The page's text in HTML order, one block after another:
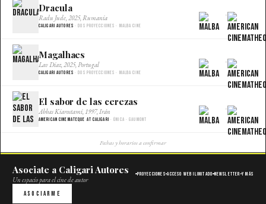
Dracula
Radu Jude, 2025, Rumania
Caligari Autores · Dos proyecciones · Malba Cine
×
Magalhaes
Lav Diaz, 2025, Portugal
Caligari Autores · Dos proyecciones · Malba Cine
×
El sabor de las cerezas
Abbas Kiarostami, 1997, Irán
American Cinemateque at Caligari · Única · Gaumont
×
Fechas y horarios a confirmar
Asociate a Caligari Autores
Un espacio para el cine de autor
Proyecciones Acceso web ilimitado Newsletter Y más
Asociarme